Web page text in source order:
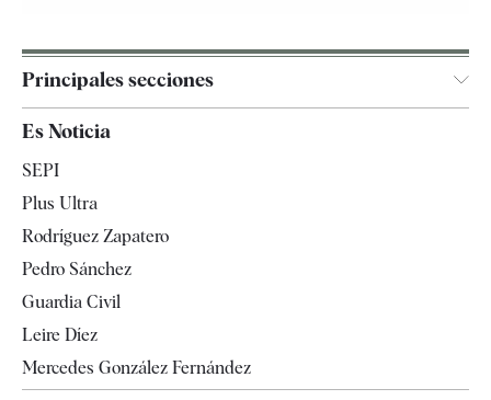
Principales secciones
España
Televisión
Es Noticia
SEPI
Plus Ultra
Rodríguez Zapatero
Pedro Sánchez
Guardia Civil
Leire Díez
Mercedes González Fernández